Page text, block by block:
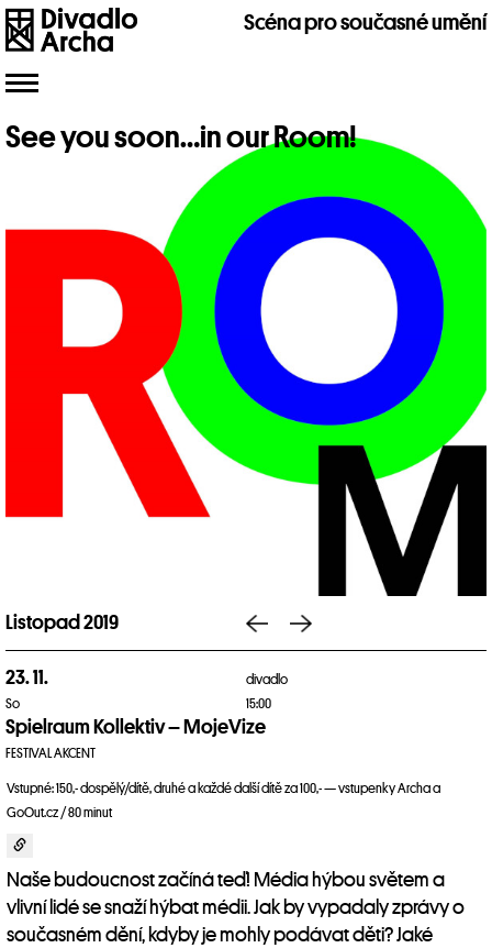
Scéna pro současné umění
Toggle
navigation
See you soon…in our Room!
Listopad 2019
23. 11.
So
divadlo
15:00
Spielraum Kollektiv – MojeVize
FESTIVAL AKCENT
Vstupné: 150,- dospělý/dítě, druhé a každé další dítě za 100,- — vstupenky Archa a
GoOut.cz / 80 minut
Naše budoucnost začíná teď! Média hýbou světem a
vlivní lidé se snaží hýbat médii. Jak by vypadaly zprávy o
současném dění, kdyby je mohly podávat děti? Jaké